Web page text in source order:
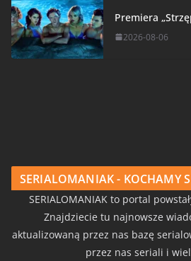
Premiera
2026-08-06
SERIALOMANIAK - KOCHAMY
SERIALOMANIAK to portal
Znajdziecie tu najnowsze
aktualizowaną przez nas bazę
przez nas seriali i